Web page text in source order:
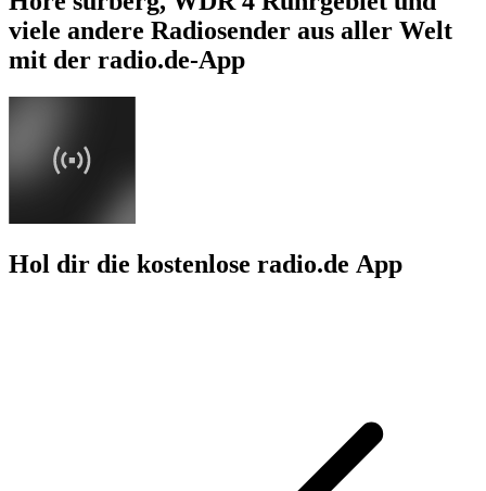
viele andere Radiosender aus aller Welt
mit der radio.de-App
Hol dir die kostenlose radio.de App